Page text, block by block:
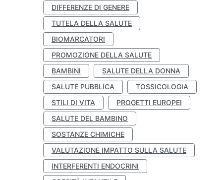
DIFFERENZE DI GENERE
TUTELA DELLA SALUTE
BIOMARCATORI
PROMOZIONE DELLA SALUTE
BAMBINI
SALUTE DELLA DONNA
SALUTE PUBBLICA
TOSSICOLOGIA
STILI DI VITA
PROGETTI EUROPEI
SALUTE DEL BAMBINO
SOSTANZE CHIMICHE
VALUTAZIONE IMPATTO SULLA SALUTE
INTERFERENTI ENDOCRINI